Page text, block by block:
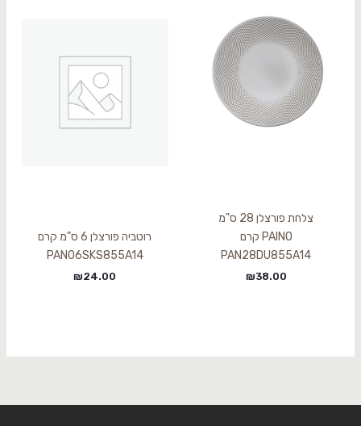
צלחת פורצלן 28 ס"מ
PAINO קרם
PAN28DU855A14
₪38.00
רוטביה פורצלן 6 ס"מ קרם
PAN06SKS855A14
₪24.00